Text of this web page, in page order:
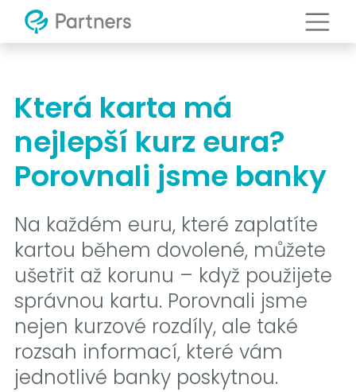
Která karta má
nejlepší kurz eura?
Porovnali jsme banky
Na každém euru, které zaplatíte
kartou během dovolené, můžete
ušetřit až korunu – když použijete
správnou kartu. Porovnali jsme
nejen kurzové rozdíly, ale také
rozsah informací, které vám
jednotlivé banky poskytnou.